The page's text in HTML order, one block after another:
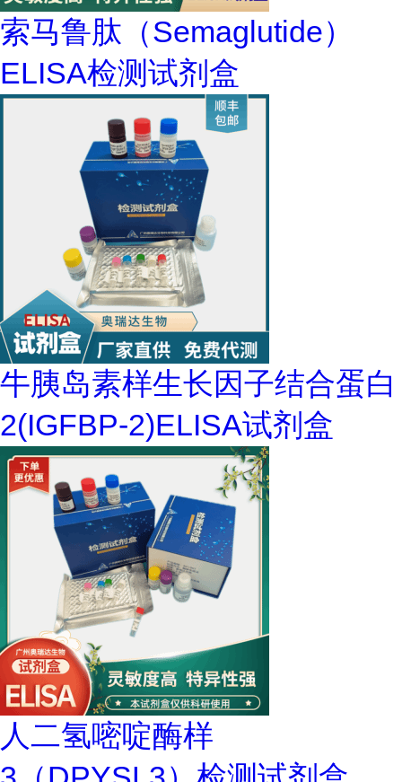
索马鲁肽（Semaglutide）
ELISA检测试剂盒
牛胰岛素样生长因子结合蛋白
2(IGFBP-2)ELISA试剂盒
人二氢嘧啶酶样